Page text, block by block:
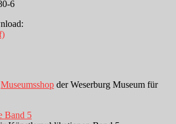
6
Museumsshop der Weserburg Museum für